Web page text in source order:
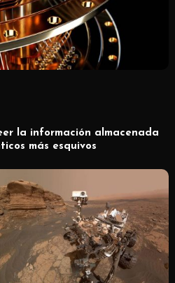
la información almacenada
más esquivos